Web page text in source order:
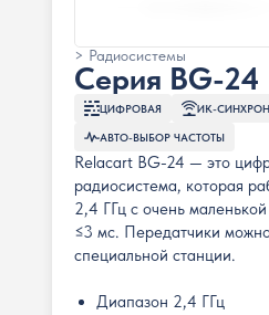
> Радиосистемы
Серия BG-24
ЦИФРОВАЯ ИК-
АВТО-ВЫБОР ЧАСТОТЫ
Relacart BG-24 — это
радиосистема, которая
2,4 ГГц с очень
≤3 мс. Передатчики
специальной станции.
Диапазон 2,4 ГГц